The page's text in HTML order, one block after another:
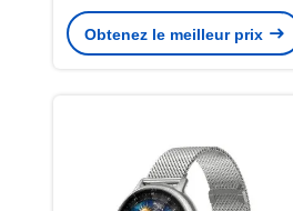
sommeil en temps réel
Obtenez le meilleur prix